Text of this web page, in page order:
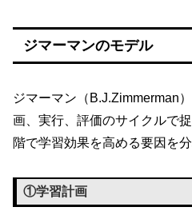
ジマーマンのモデル
ジマーマン（B.J.Zimmerman
画、実行、評価のサイクルで
階で学習効果を高める要因を
①学習計画